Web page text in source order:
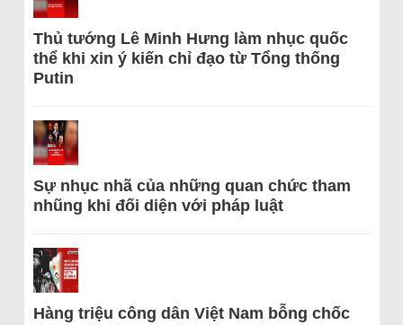
Thủ tướng Lê Minh Hưng làm nhục quốc
thể khi xin ý kiến chỉ đạo từ Tổng thống
Putin
Sự nhục nhã của những quan chức tham
nhũng khi đối diện với pháp luật
Hàng triệu công dân Việt Nam bỗng chốc